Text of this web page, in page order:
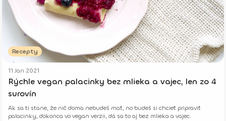
Recepty
11 Jan 2021
Rýchle vegan palacinky bez mlieka a vajec, len zo 4
surovín
Ak sa ti stane, že nič doma nebudeš mať, no budeš si chcieť pripraviť
palacinky, dokonca vo vegan verzii, dá sa to aj bez mlieka a vajec.